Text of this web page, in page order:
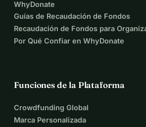
WhyDonate
Guías de Recaudación de Fondos
Recaudación de Fondos para
Por Qué Confiar en WhyDonate
Funciones de la Plataforma
Crowdfunding Global
Marca Personalizada